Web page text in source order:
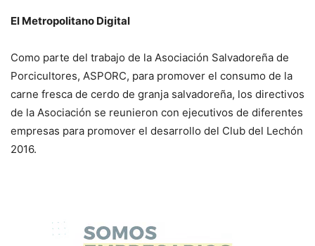
El Metropolitano Digital
Como parte del trabajo de la Asociación Salvadoreña de
Porcicultores, ASPORC, para promover el consumo de la
carne fresca de cerdo de granja salvadoreña, los directivos
de la Asociación se reunieron con ejecutivos de diferentes
empresas para promover el desarrollo del Club del Lechón
2016.